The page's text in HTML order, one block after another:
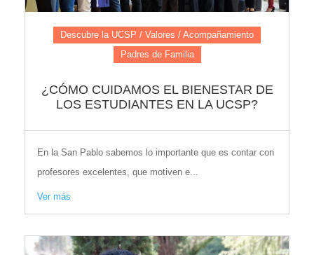
Descubre la UCSP / Valores / Acompañamiento
Padres de Familia
¿CÓMO CUIDAMOS EL BIENESTAR DE
LOS ESTUDIANTES EN LA UCSP?
En la San Pablo sabemos lo importante que es contar con
profesores excelentes, que motiven e...
Ver más